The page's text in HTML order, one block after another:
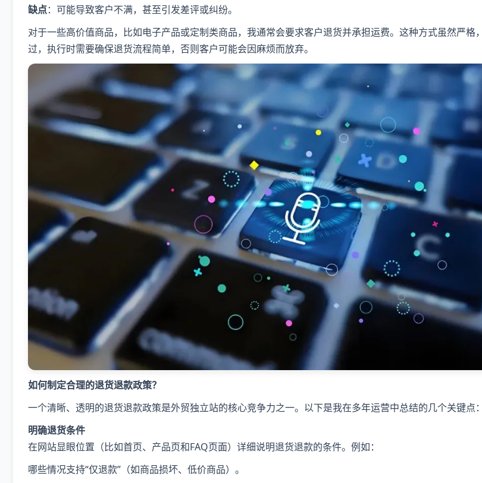
缺点：可能导致客户不满，甚至引发差评或纠纷。
对于一些高价值商品，比如电子产品或定制类商品，我通常会要求客户退货并承担运费。这种方式虽然严格
过，执行时需要确保退货流程简单，否则客户可能会因麻烦而放弃。
如何制定合理的退货退款政策？
一个清晰、透明的退货退款政策是外贸独立站的核心竞争力之一。以下是我在多年运营中总结的几个关键点：
明确退货条件
在网站显眼位置（比如首页、产品页和FAQ页面）详细说明退货退款的条件。例如：
哪些情况支持“仅退款”（如商品损坏、低价商品）。